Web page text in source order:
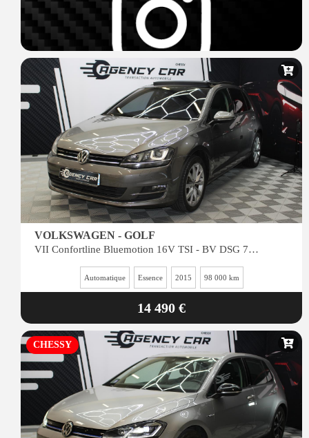
VOLKSWAGEN - GOLF
VII Confortline Bluemotion 16V TSI - BV DSG 7 - Toit Ouvrant
Automatique Essence 2015 98 000 km
14 490 €
CHESSY